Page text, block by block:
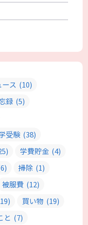
ス (10)
録 (5)
受験 (38)
学費貯金 (4)
掃除 (1)
被服費 (12)
買い物 (19)
と (7)